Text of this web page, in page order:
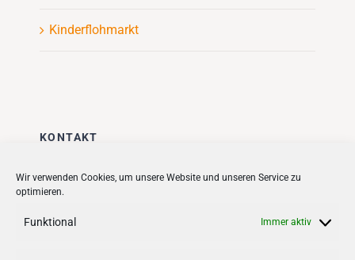
Wir verwenden Cookies, um unsere Website und unseren Service zu
optimieren.
Funktional Immer aktiv
Kinderflohmarkt
KONTAKT
Stadt + Handel City- und
Quartiersmanagement